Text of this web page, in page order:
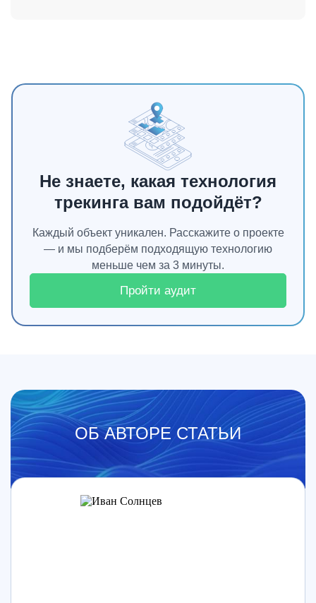
Не знаете, какая технология
трекинга вам подойдёт?
Каждый объект уникален. Расскажите о проекте
— и мы подберём подходящую технологию
меньше чем за 3 минуты.
Пройти аудит
ОБ АВТОРЕ СТАТЬИ